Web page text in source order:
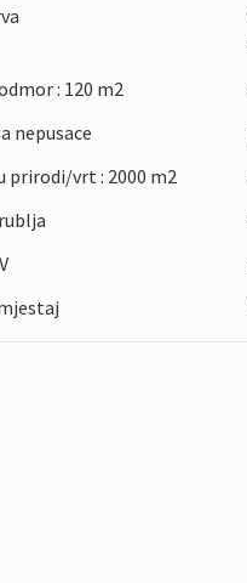
: 120 m2
nepusace
prirodi/vrt : 2000 m2